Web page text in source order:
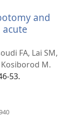
and
FA, Lai SM,
Kosiborod M.
53.